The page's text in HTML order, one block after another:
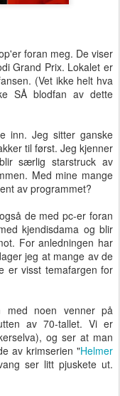
foran meg. De viser
Grand Prix. Lokalet er
(Vet ikke helt hva
SÅ blodfan av dette
inn. Jeg sitter ganske
til først. Jeg kjenner
særlig starstruck av
Med mine mange
av programmet?
de med pc-er foran
kjendisdama og blir
For anledningen har
jeg at mange av de
er visst temafargen for
med noen venner på
av 70-tallet. Vi er
og ser at man
av krimserien "Helmer
ser litt pjuskete ut.